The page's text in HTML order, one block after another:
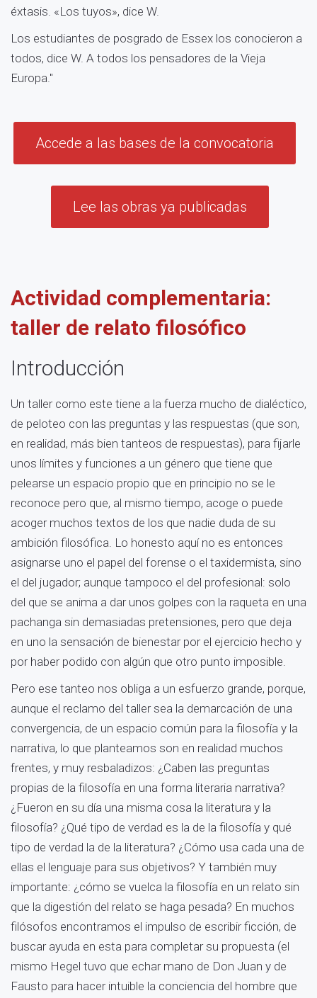
éxtasis. «Los tuyos», dice W.
Los estudiantes de posgrado de Essex los conocieron a
todos, dice W. A todos los pensadores de la Vieja
Europa."
Accede a las bases de la convocatoria
Lee las obras ya publicadas
Actividad complementaria:
taller de relato filosófico
Introducción
Un taller como este tiene a la fuerza mucho de dialéctico,
de peloteo con las preguntas y las respuestas (que son,
en realidad, más bien tanteos de respuestas), para fijarle
unos límites y funciones a un género que tiene que
pelearse un espacio propio que en principio no se le
reconoce pero que, al mismo tiempo, acoge o puede
acoger muchos textos de los que nadie duda de su
ambición filosófica. Lo honesto aquí no es entonces
asignarse uno el papel del forense o el taxidermista, sino
el del jugador; aunque tampoco el del profesional: solo
del que se anima a dar unos golpes con la raqueta en una
pachanga sin demasiadas pretensiones, pero que deja
en uno la sensación de bienestar por el ejercicio hecho y
por haber podido con algún que otro punto imposible.
Pero ese tanteo nos obliga a un esfuerzo grande, porque,
aunque el reclamo del taller sea la demarcación de una
convergencia, de un espacio común para la filosofía y la
narrativa, lo que planteamos son en realidad muchos
frentes, y muy resbaladizos: ¿Caben las preguntas
propias de la filosofía en una forma literaria narrativa?
¿Fueron en su día una misma cosa la literatura y la
filosofía? ¿Qué tipo de verdad es la de la filosofía y qué
tipo de verdad la de la literatura? ¿Cómo usa cada una de
ellas el lenguaje para sus objetivos? Y también muy
importante: ¿cómo se vuelca la filosofía en un relato sin
que la digestión del relato se haga pesada? En muchos
filósofos encontramos el impulso de escribir ficción, de
buscar ayuda en esta para completar su propuesta (el
mismo Hegel tuvo que echar mano de Don Juan y de
Fausto para hacer intuible la conciencia del hombre que